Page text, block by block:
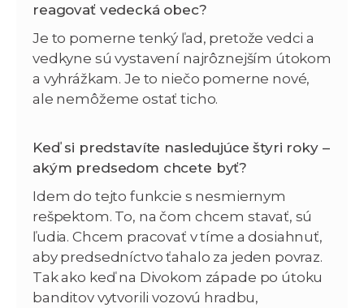
reagovať vedecká obec?
Je to pomerne tenký ľad, pretože vedci a
vedkyne sú vystavení najrôznejším útokom
a vyhrážkam. Je to niečo pomerne nové,
ale nemôžeme ostať ticho.
Keď si predstavíte nasledujúce štyri roky –
akým predsedom chcete byť?
Idem do tejto funkcie s nesmiernym
rešpektom. To, na čom chcem stavať, sú
ľudia. Chcem pracovať v tíme a dosiahnuť,
aby predsedníctvo ťahalo za jeden povraz.
Tak ako keď na Divokom západe po útoku
banditov vytvorili vozovú hradbu,